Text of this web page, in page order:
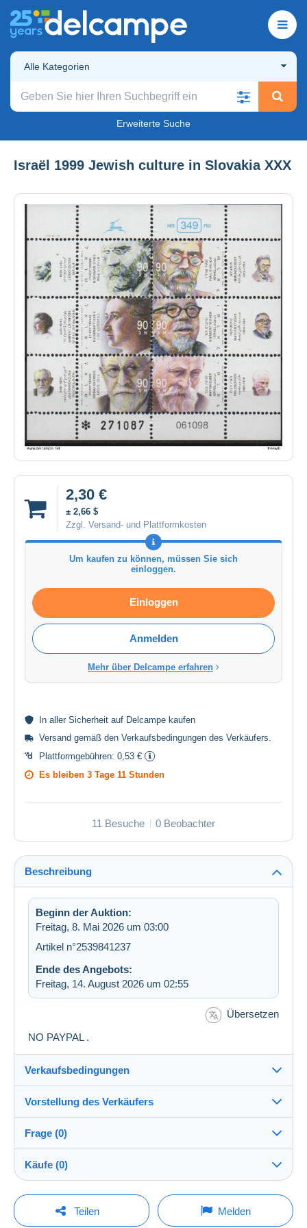
Alle Kategorien
Erweiterte Suche
Israël 1999 Jewish culture in Slovakia XXX
2,30 €
± 2,66 $
Zzgl. Versand- und Plattformkosten
Um kaufen zu können, müssen Sie sich
einloggen.
Einloggen
Anmelden
Mehr über Delcampe erfahren
In aller Sicherheit auf Delcampe kaufen
Versand gemäß den Verkaufsbedingungen des Verkäufers.
Plattformgebühren: 0,53 €
Es bleiben 3 Tage 11 Stunden
11 Besuche 0 Beobachter
Beschreibung
Beginn der Auktion:
Freitag, 8. Mai 2026 um 03:00
Artikel n°2539841237
Ende des Angebots:
Freitag, 14. August 2026 um 02:55
Übersetzen
NO PAYPAL .
Verkaufsbedingungen
Versand nach:
Die Liste der Länder einsehen
Versand:
Vorkasse
Zu Lasten des Käufers
Vorstellung des Verkäufers
freewill99%(1268x)
Shop
Mitglied seit:
Frage (0)
Um eine Frage stellen zu können, müssen Sie
Käufe (0)
Letzte Aktualisierung: 14:58:30
Teilen Melden